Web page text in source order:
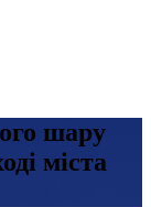
шару
міста